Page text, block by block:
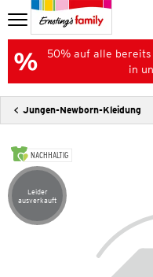
50% auf alle
in
Jungen-Newborn-Kleidung
NACHHALTIG
Artikel leider ausverkauft
Leider
ausverkauft